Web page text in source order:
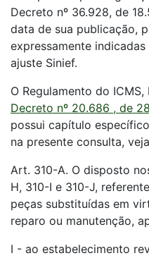
Decreto nº 36.928, de
data de sua publicação,
expressamente
ajuste Sinief.
O Regulamento do
Decreto nº 20.686 , de
possui capítulo
na presente consulta,
Art. 310-A. O disposto
H, 310-I e 310-J,
peças substituídas em
reparo ou manutenção,
I - ao estabelecimento